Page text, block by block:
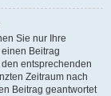
Sie nur Ihre
Beitrag
entsprechenden
Zeitraum nach
Beitrag geantwortet